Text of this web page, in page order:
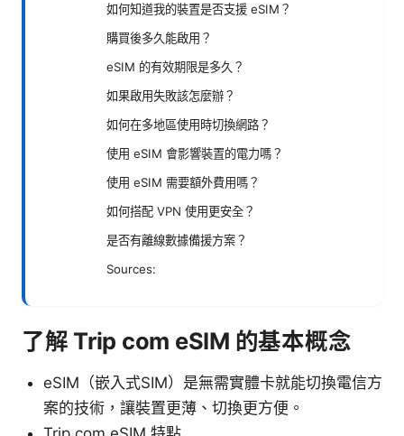
如何知道我的裝置是否支援 eSIM？
購買後多久能啟用？
eSIM 的有效期限是多久？
如果啟用失敗該怎麼辦？
如何在多地區使用時切換網路？
使用 eSIM 會影響裝置的電力嗎？
使用 eSIM 需要額外費用嗎？
如何搭配 VPN 使用更安全？
是否有離線數據備援方案？
Sources:
了解 Trip com eSIM 的基本概念
eSIM（嵌入式SIM）是無需實體卡就能切換電信方
案的技術，讓裝置更薄、切換更方便。